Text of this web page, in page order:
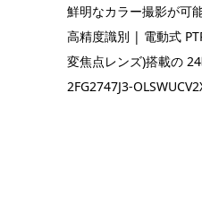
鮮明なカラー撮影が可
高精度識別 | 電動式
変焦点レンズ)搭載の
2FG2747J3-